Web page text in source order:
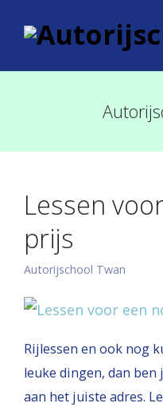
Lessen
prijs
Autorijschool Twan
Rijlessen en ook nog
leuke dingen, dan
aan het juiste adres.